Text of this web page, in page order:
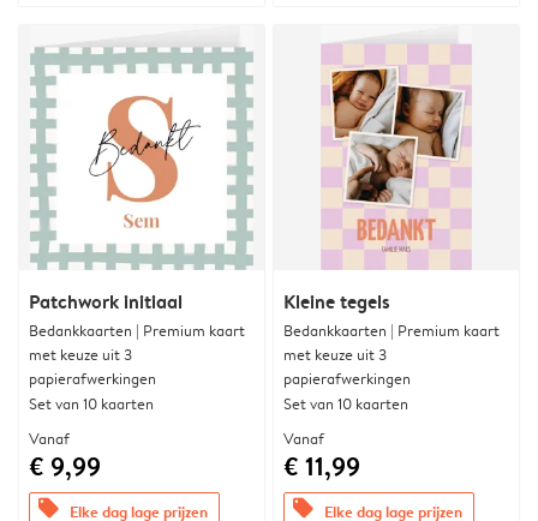
Patchwork initiaal
Bedankkaarten | Premium kaart
met keuze uit 3
papierafwerkingen
Set van 10 kaarten
Vanaf
€ 9,99
offers Elke dag lage prijzen
Kleine tegels
Bedankkaarten | Premium kaart
met keuze uit 3
papierafwerkingen
Set van 10 kaarten
Vanaf
€ 11,99
offers Elke dag lage prijzen